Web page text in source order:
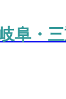
阜・